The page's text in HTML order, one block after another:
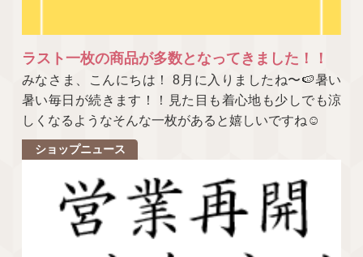
ラスト一枚の商品が多数となってきました！！
みなさま、こんにちは！ 8月に入りましたね〜🍉暑い
暑い毎日が続きます！！見た目も着心地も少しでも涼
しくなるようなそんな一枚があると嬉しいですね☺
ショップニュース